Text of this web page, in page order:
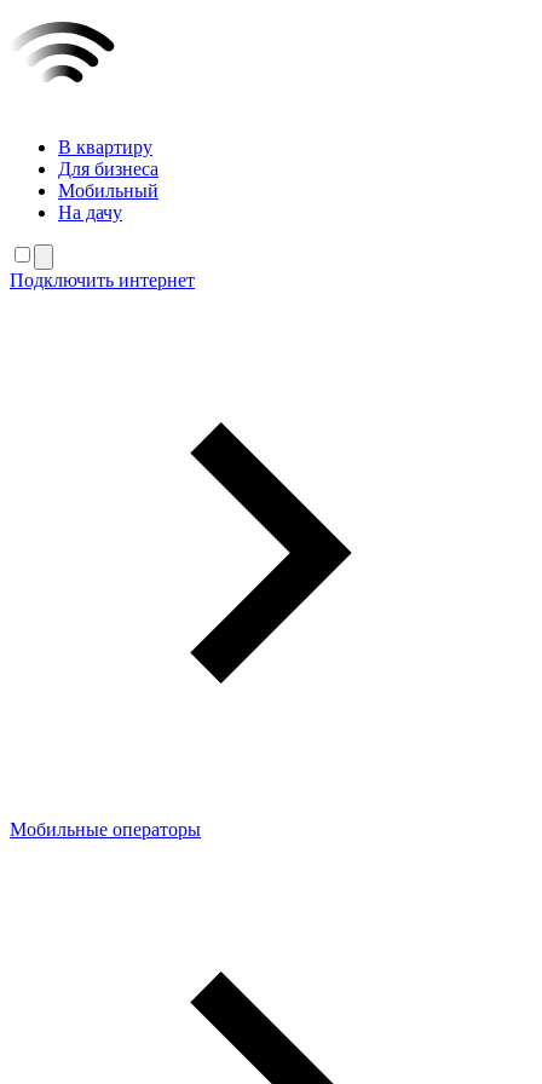
В квартиру
Для бизнеса
Мобильный
На дачу
Подключить интернет
Мобильные операторы